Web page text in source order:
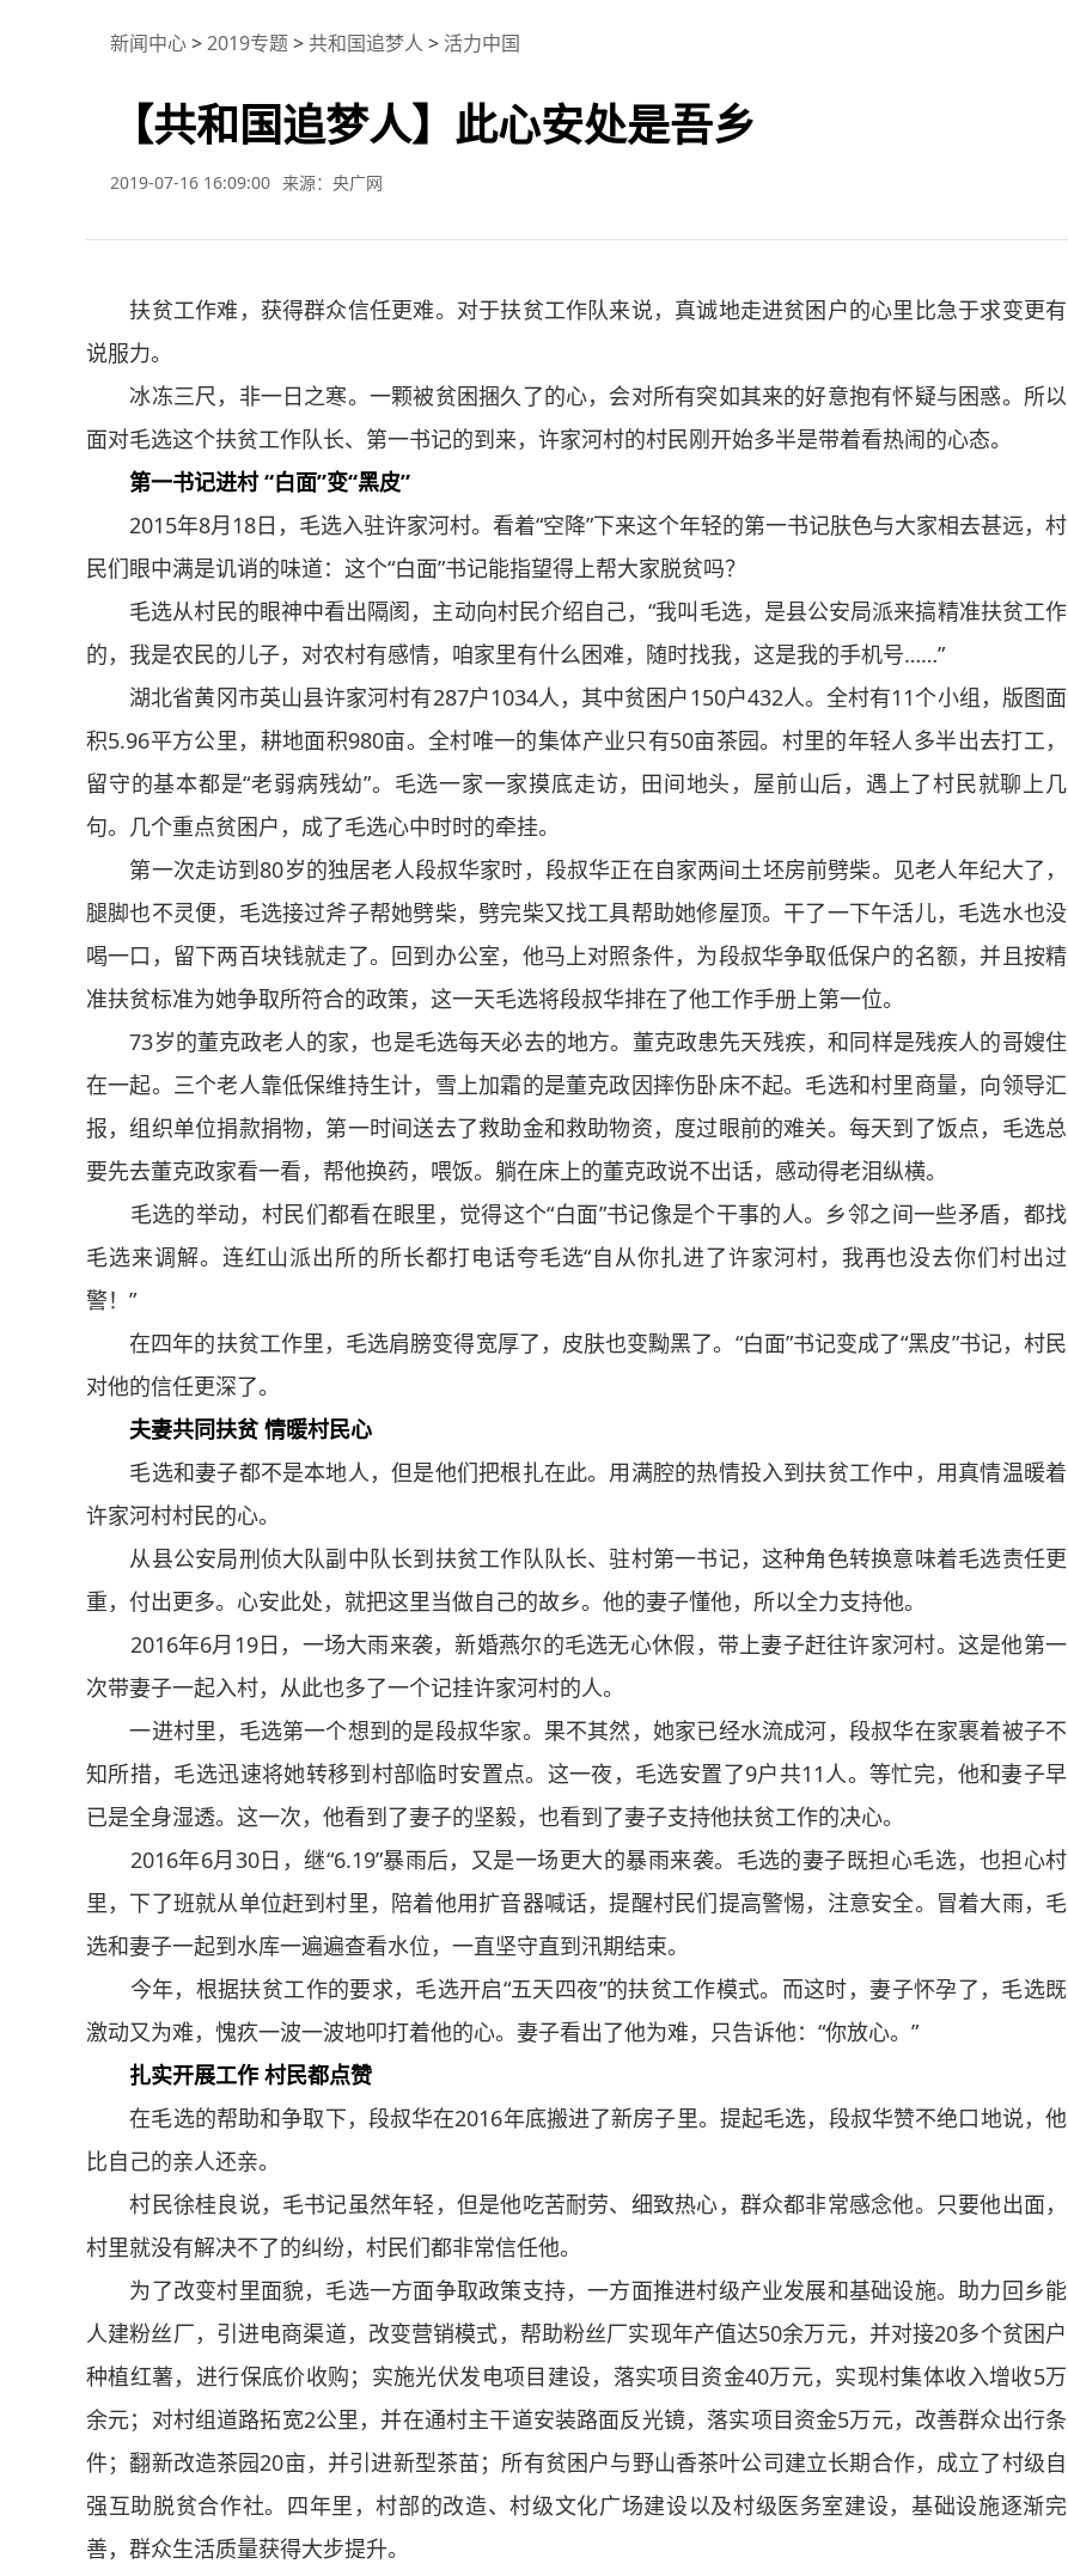
新闻中心>2019专题>共和国追梦人 > 活力中国
【共和国追梦人】此心安处是吾乡
2019-07-16 16:09:00 来源：央广网
扶贫工作难，获得群众信任更难。对于扶贫工作队来说，真诚地走进贫困户的心里比急于求变更有
说服力。
冰冻三尺，非一日之寒。一颗被贫困捆久了的心，会对所有突如其来的好意抱有怀疑与困惑。所以
面对毛选这个扶贫工作队长、第一书记的到来，许家河村的村民刚开始多半是带着看热闹的心态。
第一书记进村 “白面”变“黑皮”
2015年8月18日，毛选入驻许家河村。看着“空降”下来这个年轻的第一书记肤色与大家相去甚远，村
民们眼中满是讥诮的味道：这个“白面”书记能指望得上帮大家脱贫吗？
毛选从村民的眼神中看出隔阂，主动向村民介绍自己，“我叫毛选，是县公安局派来搞精准扶贫工作
的，我是农民的儿子，对农村有感情，咱家里有什么困难，随时找我，这是我的手机号……”
湖北省黄冈市英山县许家河村有287户1034人，其中贫困户150户432人。全村有11个小组，版图面
积5.96平方公里，耕地面积980亩。全村唯一的集体产业只有50亩茶园。村里的年轻人多半出去打工，
留守的基本都是“老弱病残幼”。毛选一家一家摸底走访，田间地头，屋前山后，遇上了村民就聊上几
句。几个重点贫困户，成了毛选心中时时的牵挂。
第一次走访到80岁的独居老人段叔华家时，段叔华正在自家两间土坯房前劈柴。见老人年纪大了，
腿脚也不灵便，毛选接过斧子帮她劈柴，劈完柴又找工具帮助她修屋顶。干了一下午活儿，毛选水也没
喝一口，留下两百块钱就走了。回到办公室，他马上对照条件，为段叔华争取低保户的名额，并且按精
准扶贫标准为她争取所符合的政策，这一天毛选将段叔华排在了他工作手册上第一位。
73岁的董克政老人的家，也是毛选每天必去的地方。董克政患先天残疾，和同样是残疾人的哥嫂住
在一起。三个老人靠低保维持生计，雪上加霜的是董克政因摔伤卧床不起。毛选和村里商量，向领导汇
报，组织单位捐款捐物，第一时间送去了救助金和救助物资，度过眼前的难关。每天到了饭点，毛选总
要先去董克政家看一看，帮他换药，喂饭。躺在床上的董克政说不出话，感动得老泪纵横。
毛选的举动，村民们都看在眼里，觉得这个“白面”书记像是个干事的人。乡邻之间一些矛盾，都找
毛选来调解。连红山派出所的所长都打电话夸毛选“自从你扎进了许家河村，我再也没去你们村出过
警！”
在四年的扶贫工作里，毛选肩膀变得宽厚了，皮肤也变黝黑了。“白面”书记变成了“黑皮”书记，村民
对他的信任更深了。
夫妻共同扶贫 情暖村民心
毛选和妻子都不是本地人，但是他们把根扎在此。用满腔的热情投入到扶贫工作中，用真情温暖着
许家河村村民的心。
从县公安局刑侦大队副中队长到扶贫工作队队长、驻村第一书记，这种角色转换意味着毛选责任更
重，付出更多。心安此处，就把这里当做自己的故乡。他的妻子懂他，所以全力支持他。
2016年6月19日，一场大雨来袭，新婚燕尔的毛选无心休假，带上妻子赶往许家河村。这是他第一
次带妻子一起入村，从此也多了一个记挂许家河村的人。
一进村里，毛选第一个想到的是段叔华家。果不其然，她家已经水流成河，段叔华在家裹着被子不
知所措，毛选迅速将她转移到村部临时安置点。这一夜，毛选安置了9户共11人。等忙完，他和妻子早
已是全身湿透。这一次，他看到了妻子的坚毅，也看到了妻子支持他扶贫工作的决心。
2016年6月30日，继“6.19”暴雨后，又是一场更大的暴雨来袭。毛选的妻子既担心毛选，也担心村
里，下了班就从单位赶到村里，陪着他用扩音器喊话，提醒村民们提高警惕，注意安全。冒着大雨，毛
选和妻子一起到水库一遍遍查看水位，一直坚守直到汛期结束。
今年，根据扶贫工作的要求，毛选开启“五天四夜”的扶贫工作模式。而这时，妻子怀孕了，毛选既
激动又为难，愧疚一波一波地叩打着他的心。妻子看出了他为难，只告诉他：“你放心。”
扎实开展工作 村民都点赞
在毛选的帮助和争取下，段叔华在2016年底搬进了新房子里。提起毛选，段叔华赞不绝口地说，他
比自己的亲人还亲。
村民徐桂良说，毛书记虽然年轻，但是他吃苦耐劳、细致热心，群众都非常感念他。只要他出面，
村里就没有解决不了的纠纷，村民们都非常信任他。
为了改变村里面貌，毛选一方面争取政策支持，一方面推进村级产业发展和基础设施。助力回乡能
人建粉丝厂，引进电商渠道，改变营销模式，帮助粉丝厂实现年产值达50余万元，并对接20多个贫困户
种植红薯，进行保底价收购；实施光伏发电项目建设，落实项目资金40万元，实现村集体收入增收5万
余元；对村组道路拓宽2公里，并在通村主干道安装路面反光镜，落实项目资金5万元，改善群众出行条
件；翻新改造茶园20亩，并引进新型茶苗；所有贫困户与野山香茶叶公司建立长期合作，成立了村级自
强互助脱贫合作社。四年里，村部的改造、村级文化广场建设以及村级医务室建设，基础设施逐渐完
善，群众生活质量获得大步提升。